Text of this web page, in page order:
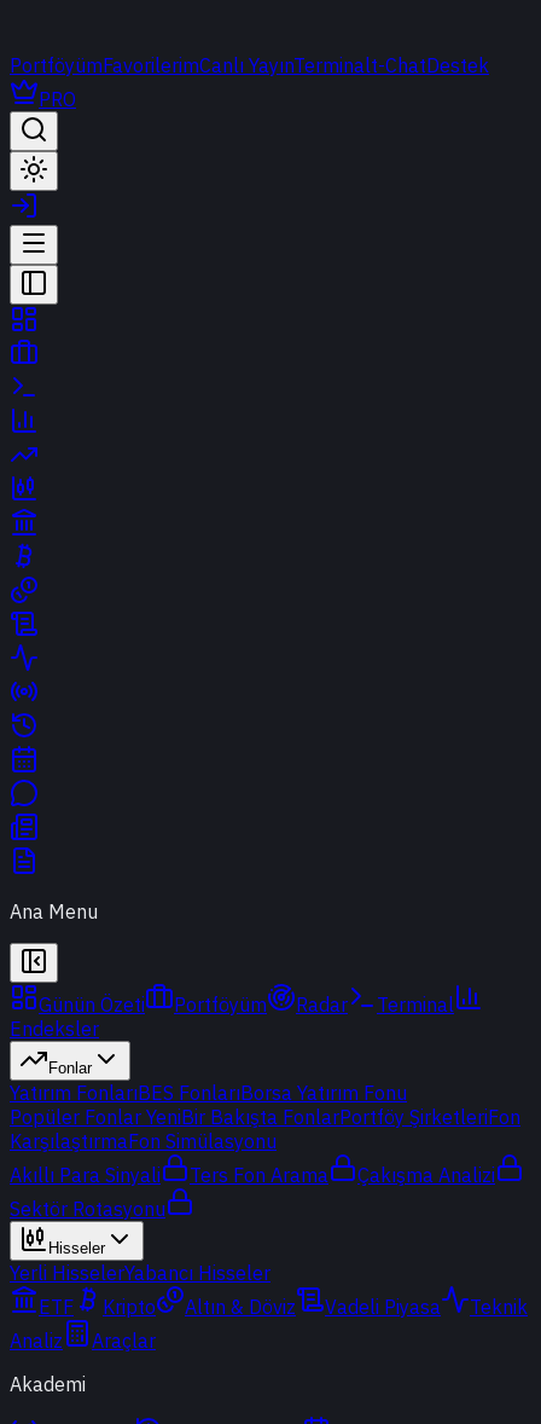
PortföyümFavorilerimCanlı YayınTerminalt-ChatDestek
PRO
Ana Menu
Günün Özeti Portföyüm Radar
Terminal
Endeksler
Fonlar
Yatırım FonlarıBES FonlarıBorsa Yatırım Fonu
Popüler Fonlar YeniBir Bakışta FonlarPortföy ŞirketleriFon
KarşılaştırmaFon Simülasyonu
Akıllı Para Sinyali
Ters Fon Arama
Çakışma Analizi
Sektör Rotasyonu
Hisseler
Yerli HisselerYabancı Hisseler
ETF
Kripto Altın & Döviz Vadeli Piyasa
Teknik
Analiz
Araçlar
Akademi